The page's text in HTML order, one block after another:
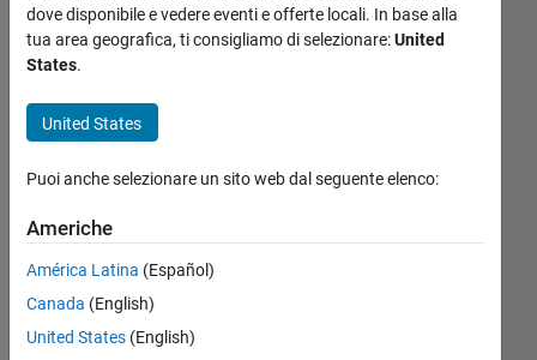
hi . i have n
observation
...... zn that
numerical
value and
not ordered
. i need
partion it to
dove disponibile e vedere eventi e offerte locali. In base alla
tua area geografica, ti consigliamo di selezionare:United
States.
United States
Puoi anche selezionare un sito web dal seguente elenco:
Americhe
América Latina (Español)
Canada (English)
United States (English)